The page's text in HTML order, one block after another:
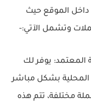
داخل الموقع حيث
وتشمل الآتي:-
المعتمد: يوفر لك
المحلية بشكل مباشر
حسابك باستخدام نحو 50 عملة مختلفة، تتم هذه